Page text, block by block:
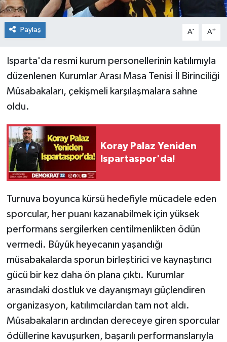
Paylaş A- A+
Isparta'da resmi kurum personellerinin katılımıyla
düzenlenen Kurumlar Arası Masa Tenisi İl Birinciliği
Müsabakaları, çekişmeli karşılaşmalara sahne
oldu.
Koray Palaz Yeniden
Ispartaspor'da!
Turnuva boyunca kürsü hedefiyle mücadele eden
sporcular, her puanı kazanabilmek için yüksek
performans sergilerken centilmenlikten ödün
vermedi. Büyük heyecanın yaşandığı
müsabakalarda sporun birleştirici ve kaynaştırıcı
gücü bir kez daha ön plana çıktı. Kurumlar
arasındaki dostluk ve dayanışmayı güçlendiren
organizasyon, katılımcılardan tam not aldı.
Müsabakaların ardından dereceye giren sporcular
ödüllerine kavuşurken, başarılı performanslarıyla